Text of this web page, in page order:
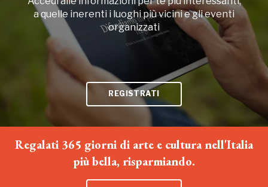
a quelle inerenti i luoghi più vicini e gli eventi
organizzati
REGISTRATI
Regalati 365 giorni di arte e cultura nell'Italia
più bella, risparmiando.